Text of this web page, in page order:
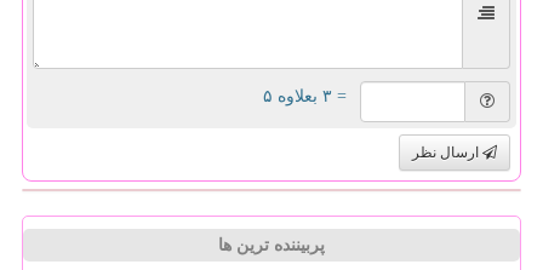
= ۳ بعلاوه ۵
ارسال نظر
پربیننده ترین ها